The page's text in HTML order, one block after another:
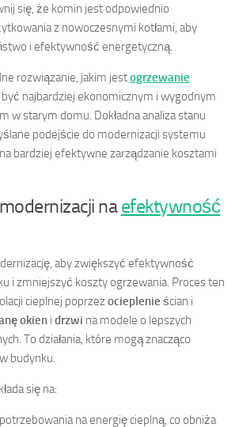
się, że komin jest odpowiednio
z nowoczesnymi kotłami, aby
i efektywność energetyczną.
rozwiązanie, jakim jestogrzewanie
być najbardziej ekonomicznym i wygodnym
w starym domu. Dokładna analiza stanu
podejście do modernizacji systemu
bardziej efektywne zarządzanie kosztami
naefektywność
aby zwiększyć efektywność
i zmniejszyć koszty ogrzewania. Proces ten
cieplnej poprzezocieplenie ścian i
okien i drzwi na modele o lepszych
To działania, które mogą znacząco
budynku.
się na:
na energię cieplną, co obniża